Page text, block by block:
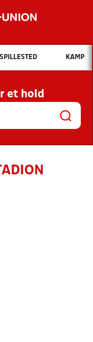
vil du søge efter?
OG NYHEDER
KLUBBER OG
SPILLESTED KAMP
et hold